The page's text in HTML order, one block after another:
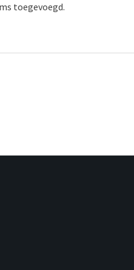
toegevoegd.